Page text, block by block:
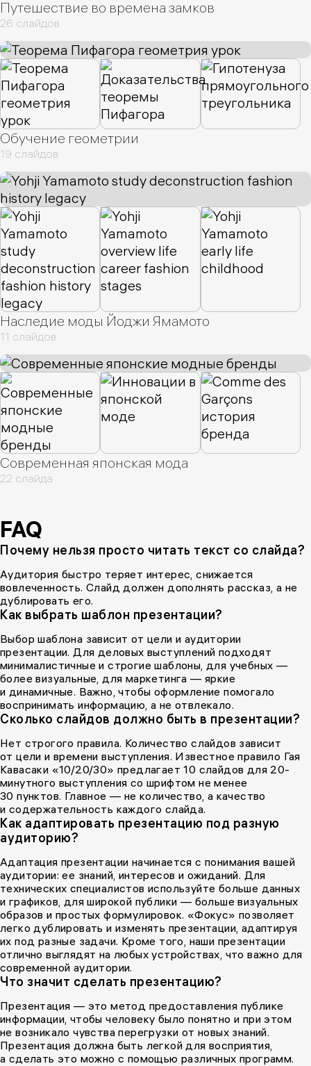
Путешествие во времена замков
26 слайдов
Обучение геометрии
19 слайдов
Наследие моды Йоджи Ямамото
11 слайдов
Современная японская мода
22 слайда
FAQ
Почему нельзя просто читать текст со слайда?
Аудитория быстро теряет интерес, снижается
вовлеченность. Слайд должен дополнять рассказ, а не
дублировать его.
Как выбрать шаблон презентации?
Выбор шаблона зависит от цели и аудитории
презентации. Для деловых выступлений подходят
минималистичные и строгие шаблоны, для учебных —
более визуальные, для маркетинга — яркие
и динамичные. Важно, чтобы оформление помогало
воспринимать информацию, а не отвлекало.
Сколько слайдов должно быть в презентации?
Нет строгого правила. Количество слайдов зависит
от цели и времени выступления. Известное правило Гая
Кавасаки «10/20/30» предлагает 10 слайдов для 20-
минутного выступления со шрифтом не менее
30 пунктов. Главное — не количество, а качество
и содержательность каждого слайда.
Как адаптировать презентацию под разную
аудиторию?
Адаптация презентации начинается с понимания вашей
аудитории: ее знаний, интересов и ожиданий. Для
технических специалистов используйте больше данных
и графиков, для широкой публики — больше визуальных
образов и простых формулировок. «Фокус» позволяет
легко дублировать и изменять презентации, адаптируя
их под разные задачи. Кроме того, наши презентации
отлично выглядят на любых устройствах, что важно для
современной аудитории.
Что значит сделать презентацию?
Презентация — это метод предоставления публике
информации, чтобы человеку было понятно и при этом
не возникало чувства перегрузки от новых знаний.
Презентация должна быть легкой для восприятия,
а сделать это можно с помощью различных программ.